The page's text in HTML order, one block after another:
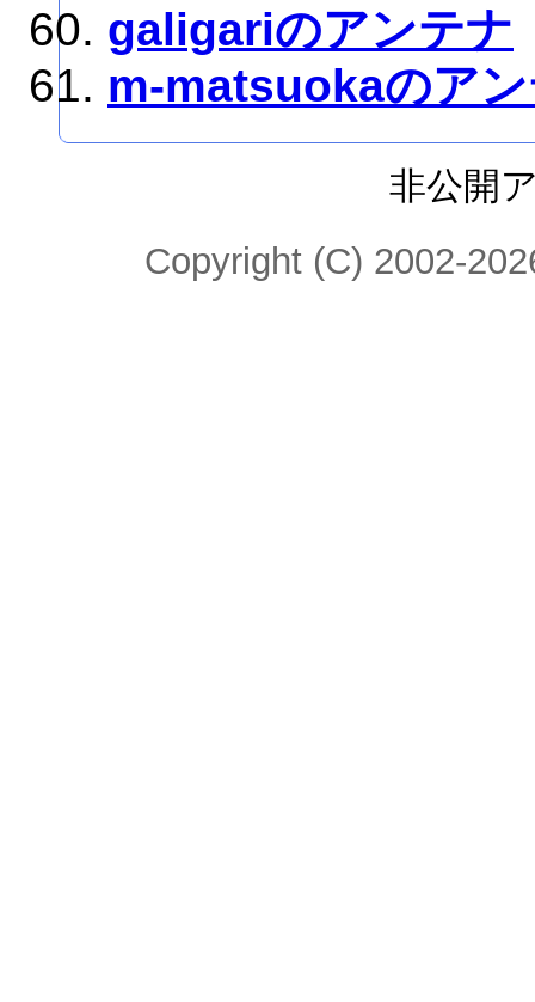
galigariのアンテナ
m-matsuokaのア
非公開
Copyright (C) 2002-